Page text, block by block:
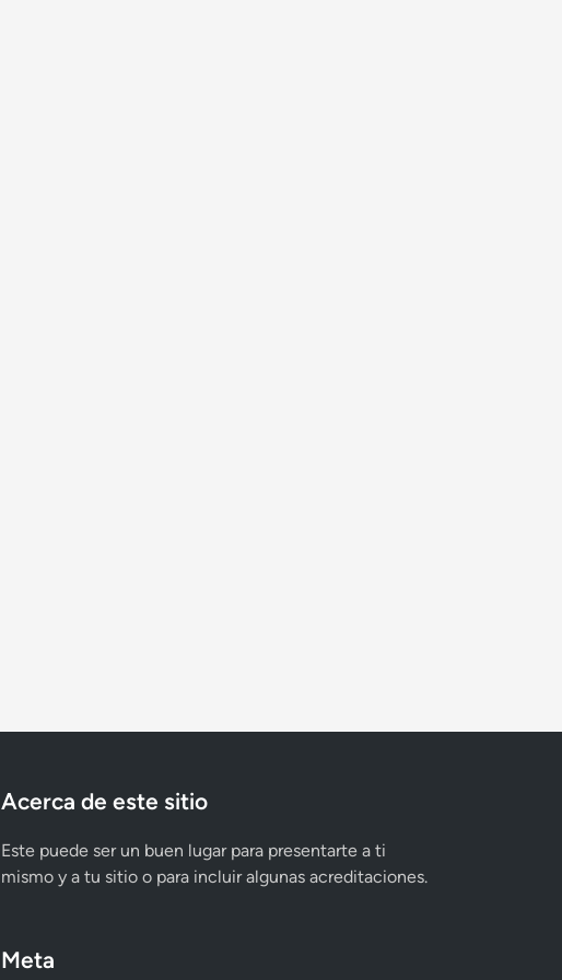
Acerca de este sitio
Este puede ser un buen lugar para presentarte a ti
mismo y a tu sitio o para incluir algunas acreditaciones.
Meta